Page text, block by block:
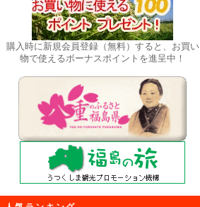
購入時に新規会員登録（無料）すると、お買い
物で使えるボーナスポイントを進呈中！